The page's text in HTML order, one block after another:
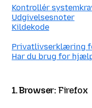
Kontrollér
Udgivelsesnoter
Kildekode
Privatlivserklæring
Har du brug for
1. Browser: Firefox